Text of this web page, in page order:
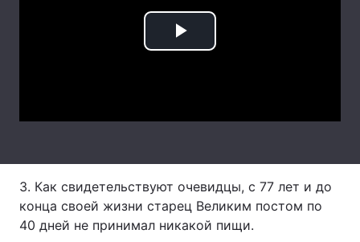
Play
3. Как свидетельствуют очевидцы, с 77 лет и до
конца своей жизни старец Великим постом по
40 дней не принимал никакой пищи.